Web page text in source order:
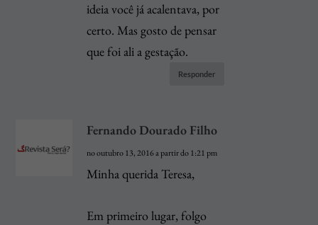
ideia você já acalentava, por
certo. Mas gosto de pensar
que foi ali a gestação.
Responder
Fernando Dourado Filho
no outubro 13, 2016 a partir do 1:21 pm
Minha querida Teresa,
Em primeiro lugar, folgo